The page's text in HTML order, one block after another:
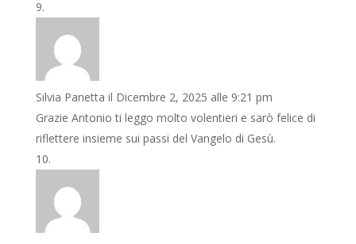
Silvia Panetta il Dicembre 2, 2025 alle 9:21 pm
Grazie Antonio ti leggo molto volentieri e sarò felice di
riflettere insieme sui passi del Vangelo di Gesù.